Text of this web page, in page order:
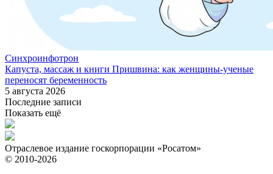
Синхроинфотрон
Капуста, массаж и книги Пришвина: как женщины-ученые
переносят беременность
5 августа 2026
Последние записи
Показать ещё
Отраслевое издание госкорпорации «Росатом»
© 2010-2026